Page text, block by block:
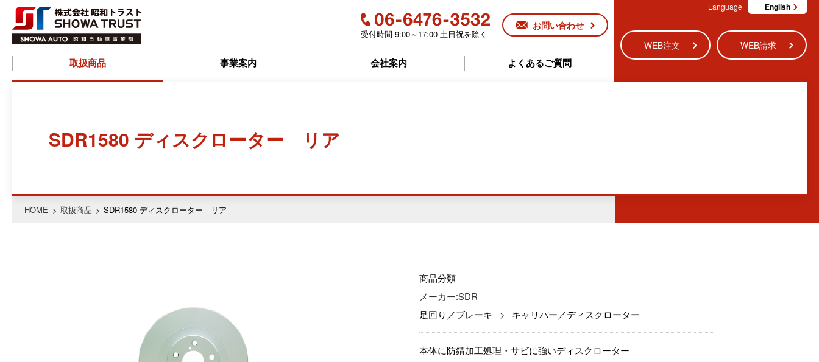
株式会社昭和ト
(SHOWA
動車事業部
取扱商品 事業案内 会社案内 よくあるご質問
06-6476-3532
受付時間 9:00～17:00 土日祝を除く
お問い合わせ
WEB注文
WEB請求
Language English
HOME 取扱商品 SDR1580 ディスクローター リア
SDR1580 ディスクローター リア
商品分類
メーカー:SDR
足回り／ブレーキ
キャリパー／ディスクローター
本体に防錆加工処理・サビに強いディスクローター